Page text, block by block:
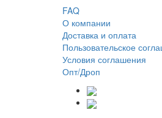
FAQ
О компании
Доставка и оплата
Пользовательское
Условия соглашения
Опт/Дроп